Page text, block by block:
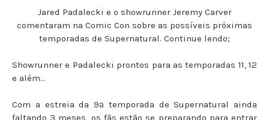
Jared Padalecki e o showrunner Jeremy Carver
comentaram na Comic Con sobre as possíveis próximas
temporadas de Supernatural. Continue lendo;
Showrunner e Padalecki prontos para as temporadas 11, 12
e além...
Com a estreia da 9ª temporada de Supernatural ainda
faltando 3 meses, os fãs estão se preparando para entrar